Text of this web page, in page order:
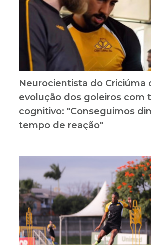
Neurocientista do Criciúma
evolução dos goleiros com
cognitivo: "Conseguimos
tempo de reação"